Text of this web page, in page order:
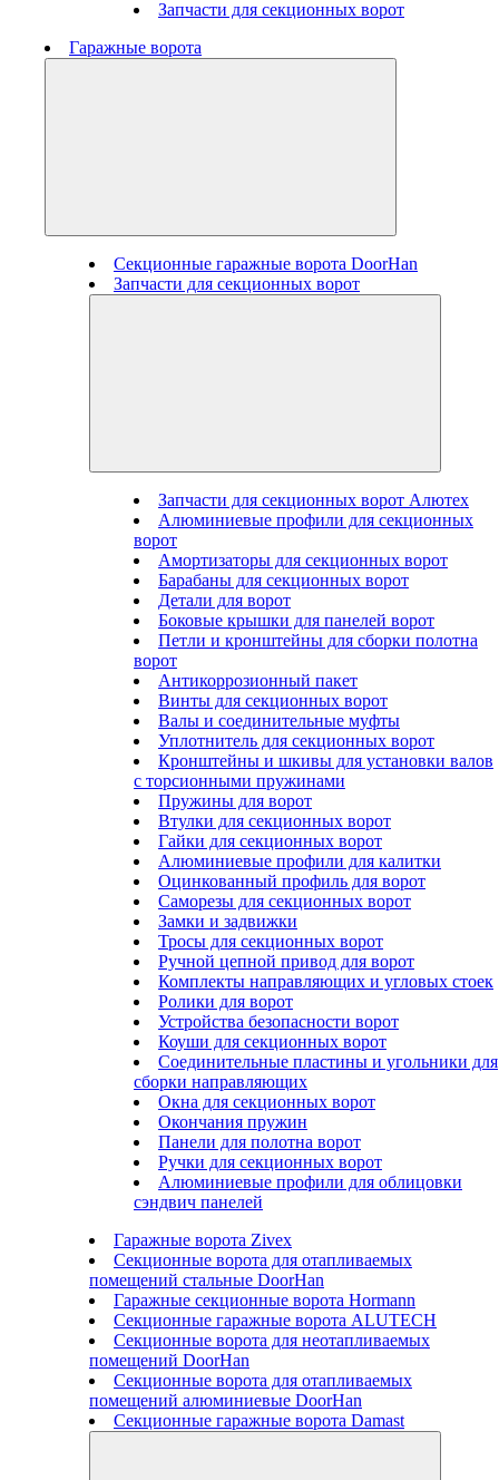
Запчасти для секционных ворот
Гаражные ворота
Секционные гаражные ворота DoorHan
Запчасти для секционных ворот
Запчасти для секционных ворот Алютех
Алюминиевые профили для секционных
ворот
Амортизаторы для секционных ворот
Барабаны для секционных ворот
Детали для ворот
Боковые крышки для панелей ворот
Петли и кронштейны для сборки полотна
ворот
Антикоррозионный пакет
Винты для секционных ворот
Валы и соединительные муфты
Уплотнитель для секционных ворот
Кронштейны и шкивы для установки валов
с торсионными пружинами
Пружины для ворот
Втулки для секционных ворот
Гайки для секционных ворот
Алюминиевые профили для калитки
Оцинкованный профиль для ворот
Саморезы для секционных ворот
Замки и задвижки
Тросы для секционных ворот
Ручной цепной привод для ворот
Комплекты направляющих и угловых стоек
Ролики для ворот
Устройства безопасности ворот
Коуши для секционных ворот
Соединительные пластины и угольники для
сборки направляющих
Окна для секционных ворот
Окончания пружин
Панели для полотна ворот
Ручки для секционных ворот
Алюминиевые профили для облицовки
сэндвич панелей
Гаражные ворота Zivex
Секционные ворота для отапливаемых
помещений стальные DoorHan
Гаражные секционные ворота Hormann
Секционные гаражные ворота ALUTECH
Секционные ворота для неотапливаемых
помещений DoorHan
Секционные ворота для отапливаемых
помещений алюминиевые DoorHan
Секционные гаражные ворота Damast